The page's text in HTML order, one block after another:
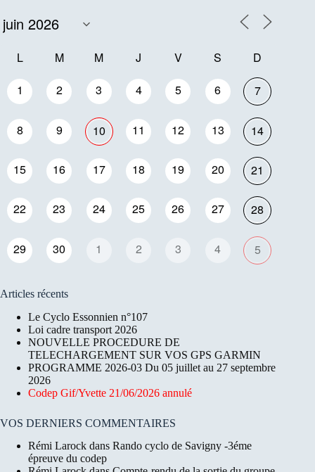
L M M J V S D
1 2 3 4 5 6 7
8 9 10 11 12 13 14
15 16 17 18 19 20 21
22 23 24 25 26 27 28
29 30 1 2 3 4 5
Articles récents
Le Cyclo Essonnien n°107
Loi cadre transport 2026
NOUVELLE PROCEDURE DE
TELECHARGEMENT SUR VOS GPS GARMIN
PROGRAMME 2026-03 Du 05 juillet au 27 septembre
2026
Codep Gif/Yvette 21/06/2026 annulé
VOS DERNIERS COMMENTAIRES
Rémi Larock dans Rando cyclo de Savigny -3éme
épreuve du codep